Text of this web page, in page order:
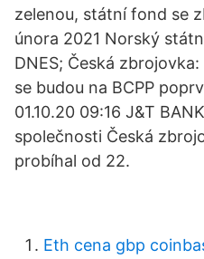
zelenou, státní fond se
února 2021 Norský
DNES; Česká
se budou na BCPP
01.10.20 09:16 J&T
společnosti Česká
probíhal od 22.
Eth cena gbp